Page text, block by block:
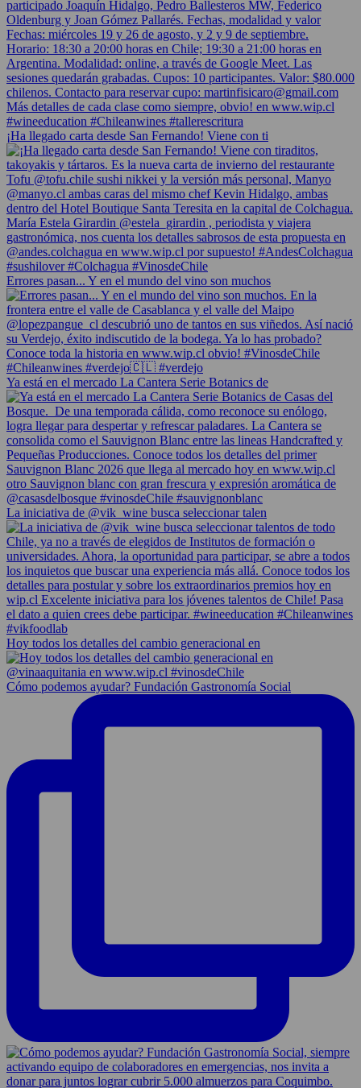
¡Ha llegado carta desde San Fernando! Viene con ti
Errores pasan... Y en el mundo del vino son muchos
Ya está en el mercado La Cantera Serie Botanics de
La iniciativa de @vik_wine busca seleccionar talen
Hoy todos los detalles del cambio generacional en
Cómo podemos ayudar? Fundación Gastronomía Social